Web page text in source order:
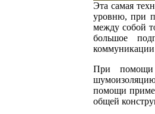
Эта самая
уровню, при
между собой
большое
коммуникации
При помощи
помощи
общей